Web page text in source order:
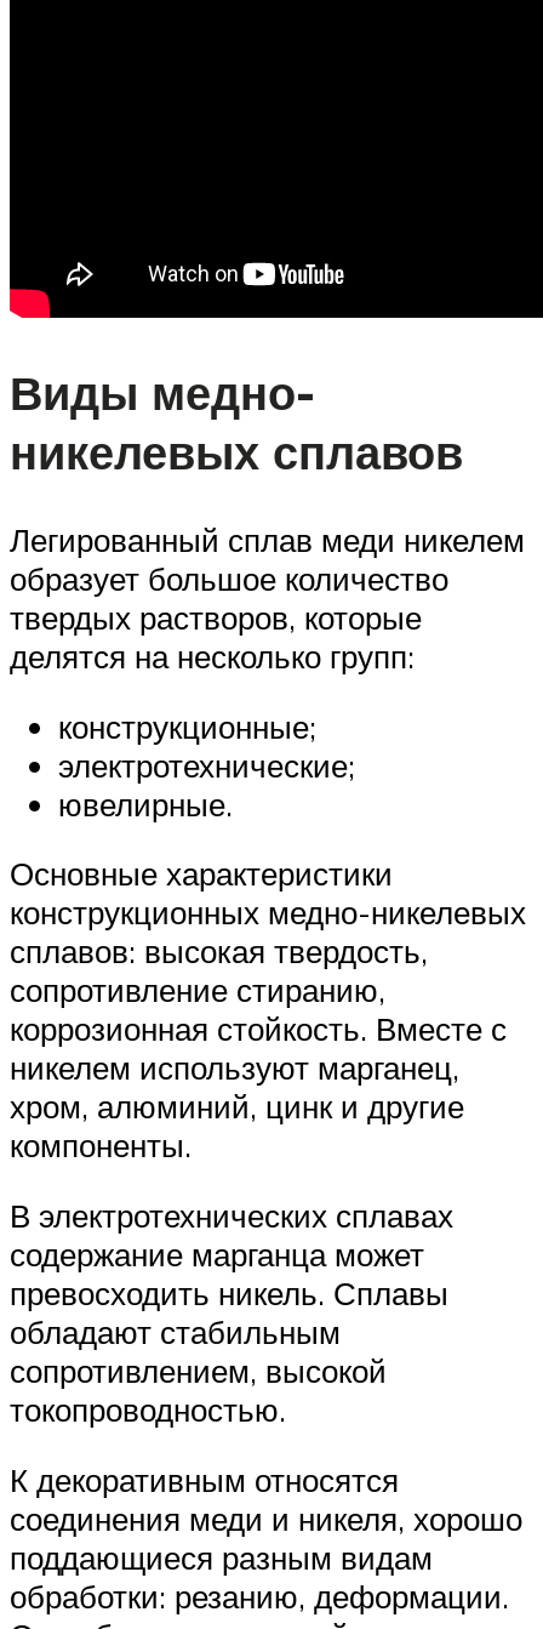
Виды медно-
никелевых сплавов
Легированный сплав меди никелем
образует большое количество
твердых растворов, которые
делятся на несколько групп:
конструкционные;
электротехнические;
ювелирные.
Основные характеристики
конструкционных медно-никелевых
сплавов: высокая твердость,
сопротивление стиранию,
коррозионная стойкость. Вместе с
никелем используют марганец,
хром, алюминий, цинк и другие
компоненты.
В электротехнических сплавах
содержание марганца может
превосходить никель. Сплавы
обладают стабильным
сопротивлением, высокой
токопроводностью.
К декоративным относятся
соединения меди и никеля, хорошо
поддающиеся разным видам
обработки: резанию, деформации.